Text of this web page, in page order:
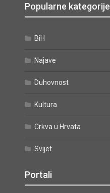
Popularne kategorije
BiH
Najave
Duhovnost
Kultura
Crkva u Hrvata
Svijet
Portali